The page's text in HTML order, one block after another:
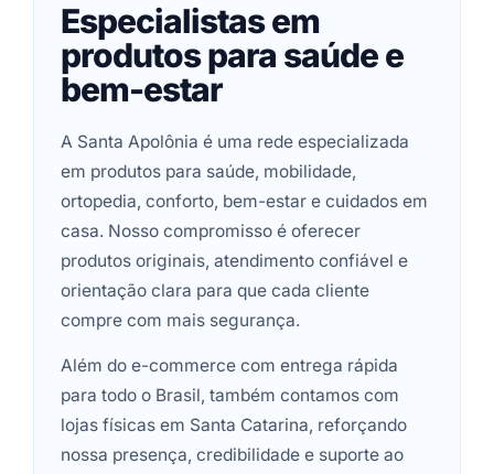
Especialistas em
produtos para saúde e
bem-estar
A Santa Apolônia é uma rede especializada
em produtos para saúde, mobilidade,
ortopedia, conforto, bem-estar e cuidados em
casa. Nosso compromisso é oferecer
produtos originais, atendimento confiável e
orientação clara para que cada cliente
compre com mais segurança.
Além do e-commerce com entrega rápida
para todo o Brasil, também contamos com
lojas físicas em Santa Catarina, reforçando
nossa presença, credibilidade e suporte ao